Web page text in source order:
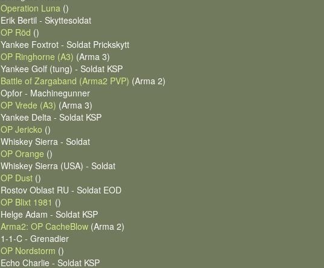
Operation Luna ()
Erik Bertil - Skyttesoldat
OP Röd ()
Yankee Foxtrot - Soldat Prickskytt
OP Ringhorne (A3) (Arma 3)
Yankee Golf (tung) - Soldat KSP
Battle of Zargaband (Arma2 PVP) (Arma 2)
Opfor - Machinegunner
OP Vrede (A3) (Arma 3)
Yankee Delta - Soldat KSP
OP Jericko ()
Whiskey Sierra - Soldat
OP Orange ()
Whiskey Sierra (USA) - Soldat
OP Dust ()
Rostov Oblast RU - Soldat EOD
OP Blixt 1981 ()
Helge Adam - Soldat KSP
Arma2: OP CacheBlow (Arma 2)
1-1-C - Grenadier
OP Nordstorm ()
Echo Charlie - Soldat KSP